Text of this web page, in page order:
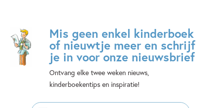
Mis geen enkel kinderboek
of nieuwtje meer en schrijf
je in voor onze nieuwsbrief
Ontvang elke twee weken nieuws,
kinderboekentips en inspiratie!
E-